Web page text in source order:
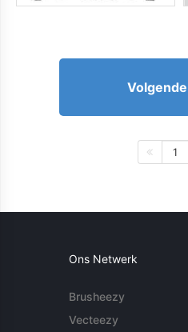
1
Ons Netwerk
Brusheezy
Vecteezy